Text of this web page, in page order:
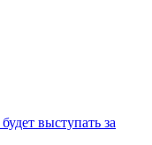
выступать за